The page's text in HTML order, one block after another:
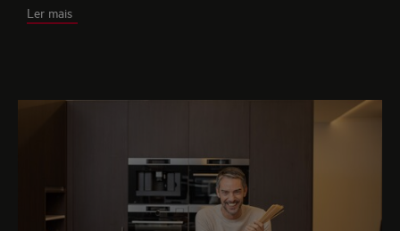
aparelhos AEG de alta qualidade. Veja como os
Ler mais